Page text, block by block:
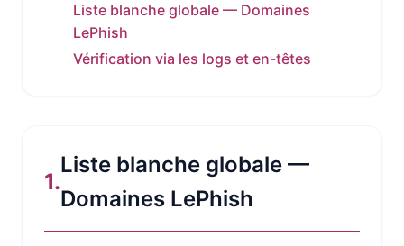
Liste blanche globale — Domaines
LePhish
Vérification via les logs et en-têtes
1.
Liste blanche globale —
Domaines LePhish